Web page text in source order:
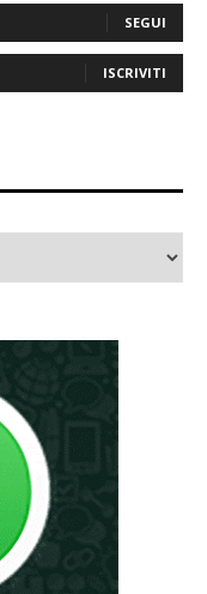
SEGUI
ISCRIVITI